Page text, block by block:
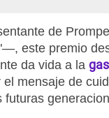
de
este premio
da vida a la
mensaje de
futuras